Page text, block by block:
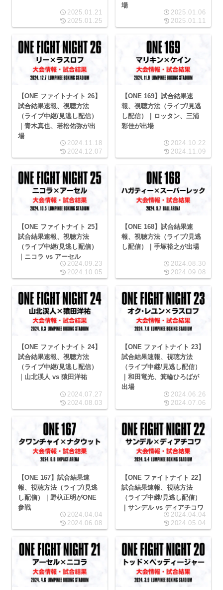
2025.01.21
2025.01.25
場
2025.01.06
2025.01.11
【ONE ファイトナイト 26】
試合結果速報、視聴方法
（ライブ中継/見逃し配信）
｜青木真也、若松佑弥が出
場
2024.11.18
2024.12.07
【ONE 169】試合結果速
報、視聴方法（ライブ/見逃
し配信）｜ロッタン、三浦
彩佳が出場
2024.10.22
2024.11.09
【ONE ファイトナイト 25】
試合結果速報、視聴方法
（ライブ中継/見逃し配信）
｜ニコラ vs アーセル
2024.09.23
2024.10.05
【ONE 168】試合結果速
報、視聴方法（ライブ/見逃
し配信）｜手塚裕之が出場
2024.08.30
2024.09.08
【ONE ファイトナイト 24】
試合結果速報、視聴方法
（ライブ中継/見逃し配信）
｜山北渓人 vs 猿田洋祐
2024.07.27
2024.08.03
【ONE ファイトナイト 23】
試合結果速報、視聴方法
（ライブ中継/見逃し配信）
｜和田竜光、箕輪ひろばが
出場
2024.06.26
2024.07.06
【ONE 167】試合結果速
報、視聴方法（ライブ/見逃
し配信）｜野杁正明がONE
参戦
2024.04.04
2024.06.08
【ONE ファイトナイト 22】
試合結果速報、視聴方法
（ライブ中継/見逃し配信）
｜サンデル vs ディアチコワ
2024.04.04
2024.05.04